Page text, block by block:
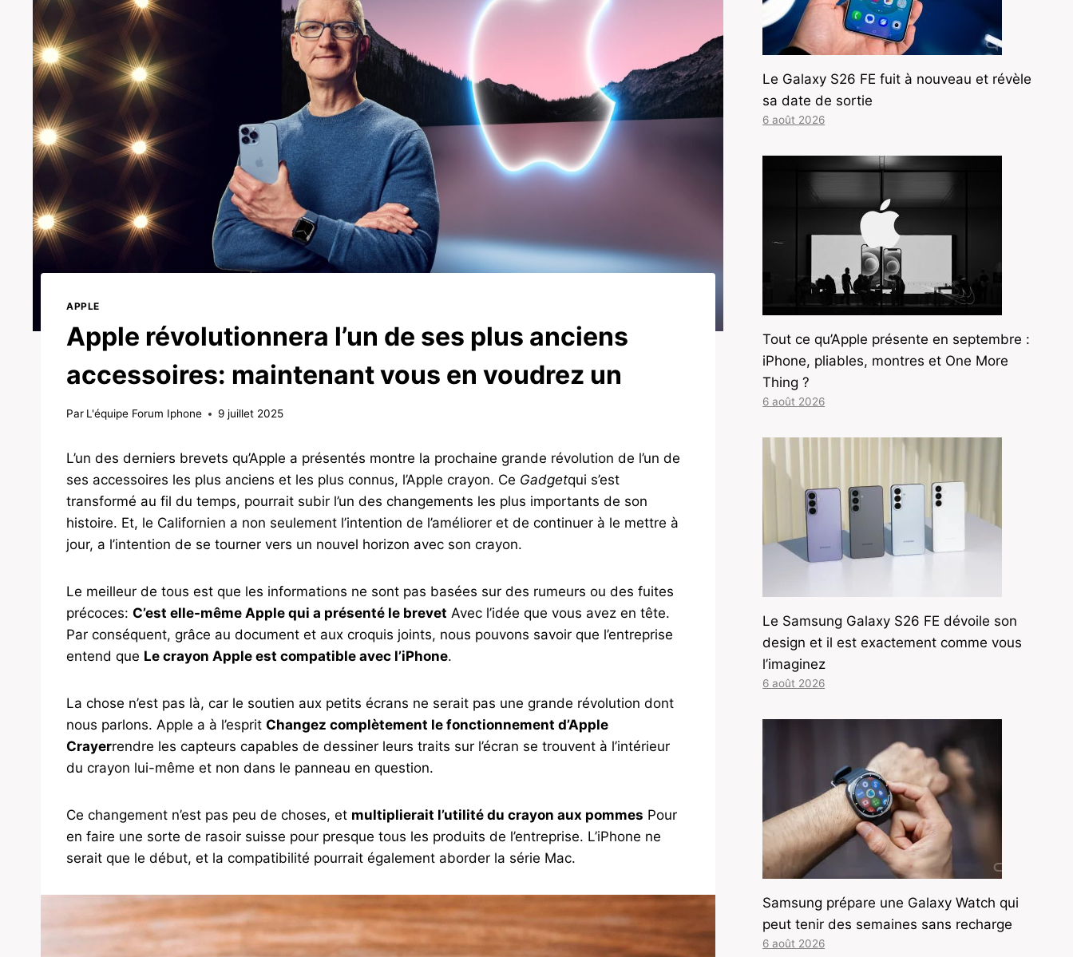
APPLE
Apple révolutionnera l’un de ses plus anciens
accessoires: maintenant vous en voudrez un
Par L'équipe Forum Iphone 9 juillet 2025
L’un des derniers brevets qu’Apple a présentés montre la prochaine grande révolution de l’un de
ses accessoires les plus anciens et les plus connus, l’Apple crayon. Ce Gadgetqui s’est
transformé au fil du temps, pourrait subir l’un des changements les plus importants de son
histoire. Et, le Californien a non seulement l’intention de l’améliorer et de continuer à le mettre à
jour, a l’intention de se tourner vers un nouvel horizon avec son crayon.
Le meilleur de tous est que les informations ne sont pas basées sur des rumeurs ou des fuites
précoces: C’est elle-même Apple qui a présenté le brevet Avec l’idée que vous avez en tête.
Par conséquent, grâce au document et aux croquis joints, nous pouvons savoir que l’entreprise
entend que Le crayon Apple est compatible avec l’iPhone.
La chose n’est pas là, car le soutien aux petits écrans ne serait pas une grande révolution dont
nous parlons. Apple a à l’esprit Changez complètement le fonctionnement d’Apple
Crayerrendre les capteurs capables de dessiner leurs traits sur l’écran se trouvent à l’intérieur
du crayon lui-même et non dans le panneau en question.
Ce changement n’est pas peu de choses, et multiplierait l’utilité du crayon aux pommes Pour
en faire une sorte de rasoir suisse pour presque tous les produits de l’entreprise. L’iPhone ne
serait que le début, et la compatibilité pourrait également aborder la série Mac.
Le Galaxy S26 FE fuit à nouveau et révèle
sa date de sortie
6 août 2026
Tout ce qu’Apple présente en septembre :
iPhone, pliables, montres et One More
Thing ?
6 août 2026
Le Samsung Galaxy S26 FE dévoile son
design et il est exactement comme vous
l’imaginez
6 août 2026
Samsung prépare une Galaxy Watch qui
peut tenir des semaines sans recharge
6 août 2026